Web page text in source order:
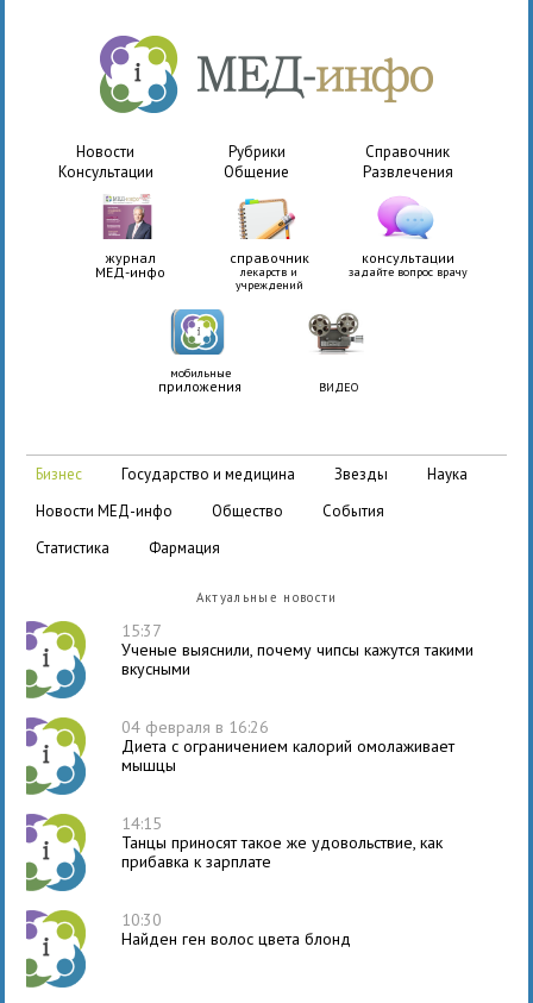
Новости Рубрики
Справочник
Консультации
Общение Развлечения
журнал
МЕД-инфо
справочник
лекарств и
учреждений
консультации
задайте вопрос врачу
мобильные
приложения ВИДЕО
бизнес государство и медицина звезды
наука
новости МЕД-инфо
общество
события
статистика
фармация
Актуальные новости
15:37
Ученые выяснили, почему чипсы кажутся такими
вкусными
04 февраля в 16:26
Диета с ограничением калорий омолаживает
мышцы
14:15
Танцы приносят такое же удовольствие, как
прибавка к зарплате
10:30
Найден ген волос цвета блонд